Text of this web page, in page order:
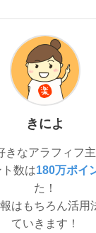
きによ
きなアラフィフ主
数は180万ポイ
た！
はもちろん活用
ていきます！